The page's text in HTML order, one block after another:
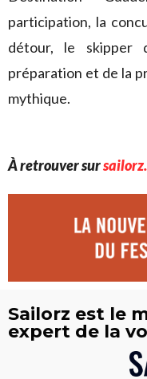
participation, la
détour, le skipper
préparation et de la
mythique.
À retrouver sur
Sailorz est le
expert de la